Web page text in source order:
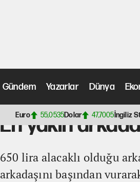
Gündem Yazarlar Dünya
Euro 55,0535Dolar 47,7005 İngiliz
Anasayfa>Video > En yakın arkadaşını 650 lira için
En yakın
650 lira alacaklı olduğu
arkadaşını başından